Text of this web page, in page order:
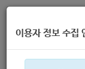
이용자 정보 수집